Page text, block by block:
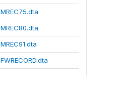
MREC75.dta
MREC80.dta
MREC91.dta
FWRECORD.dta